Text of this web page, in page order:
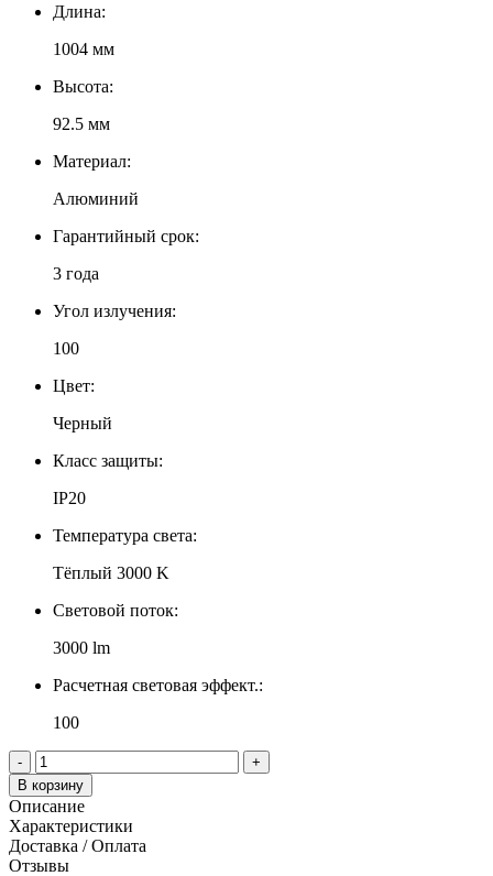
Длина:
1004 мм
Высота:
92.5 мм
Материал:
Алюминий
Гарантийный срок:
3 года
Угол излучения:
100
Цвет:
Черный
Класс защиты:
IP20
Температура света:
Тёплый 3000 K
Световой поток:
3000 lm
Расчетная световая эффект.:
100
-
+
В корзину
Описание
Характеристики
Доставка / Оплата
Отзывы